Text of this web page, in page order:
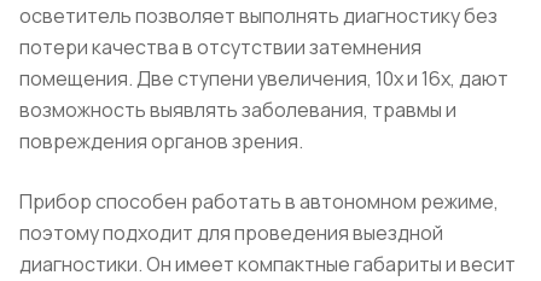
осветитель позволяет выполнять диагностику без
потери качества в отсутствии затемнения
помещения. Две ступени увеличения, 10х и 16х, дают
возможность выявлять заболевания, травмы и
повреждения органов зрения.
Прибор способен работать в автономном режиме,
поэтому подходит для проведения выездной
диагностики. Он имеет компактные габариты и весит